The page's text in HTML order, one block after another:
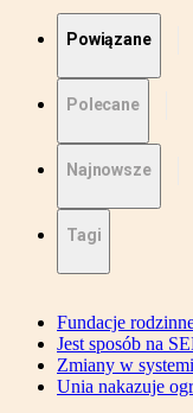
Powiązane
Polecane
Najnowsze
Tagi
Fundacje
Jest sposób na
Zmiany w
Unia nakazuje